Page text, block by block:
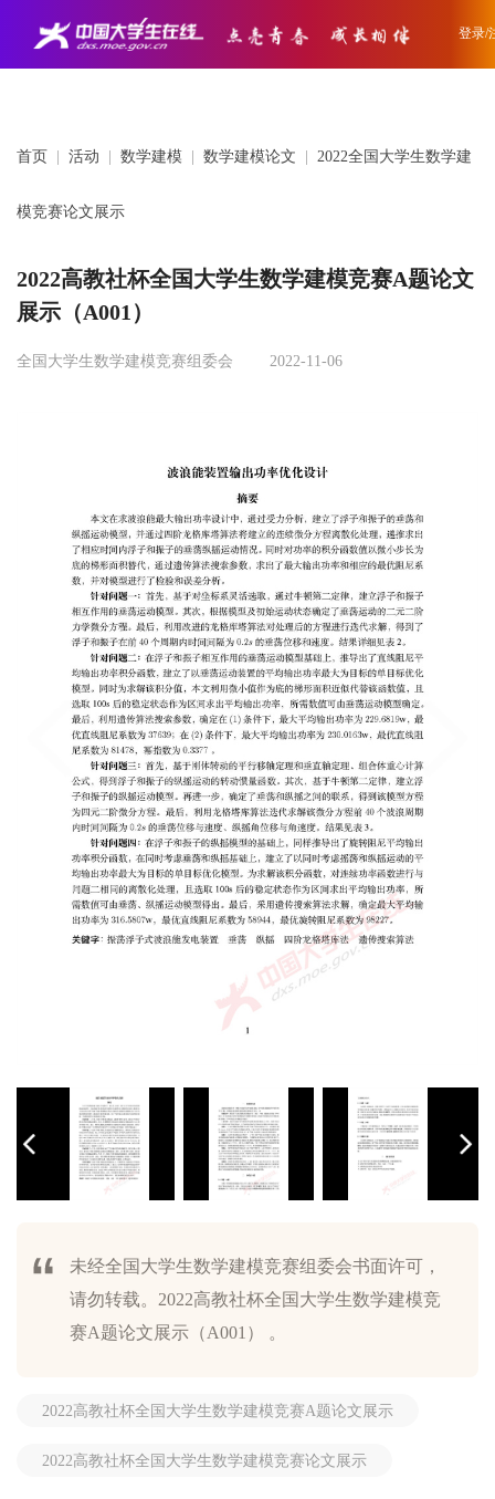
登录/
首页 活动 数学建模 数学建模论文 2022全国大学生数学建
模竞赛论文展示
2022高教社杯全国大学生数学建模竞赛A题论文
展示（A001）
全国大学生数学建模竞赛组委会 2022-11-06
未经全国大学生数学建模竞赛组委会书面许可，
请勿转载。2022高教社杯全国大学生数学建模竞
赛A题论文展示（A001） 。
2022高教社杯全国大学生数学建模竞赛A题论文展示
2022高教社杯全国大学生数学建模竞赛论文展示